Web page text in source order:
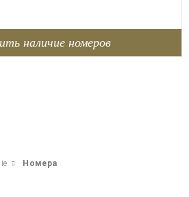
наличие номеров
Номера